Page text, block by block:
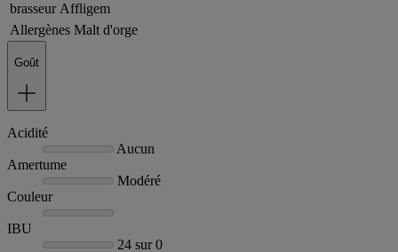
brasseur Affligem
Allergènes Malt d'orge
Goût
Acidité
Aucun
Amertume
Modéré
Couleur
IBU
24 sur 0